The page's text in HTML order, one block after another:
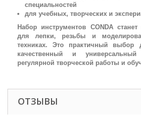
специальностей
для учебных, творческих и
Набор инструментов CONDA
для лепки, резьбы и
техниках. Это практичный выбор
качественный и
регулярной творческой работы и
ОТЗЫВЫ